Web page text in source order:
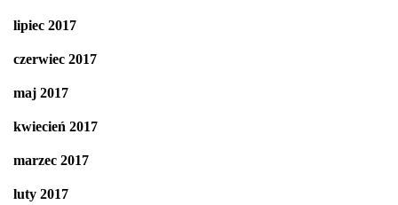
lipiec 2017
czerwiec 2017
maj 2017
kwiecień 2017
marzec 2017
luty 2017